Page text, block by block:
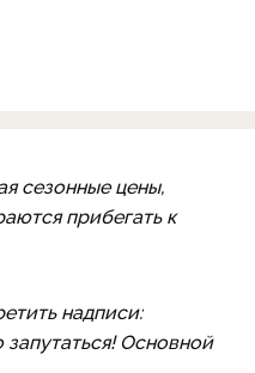
сезонные цены,
прибегать к
надписи:
Основной